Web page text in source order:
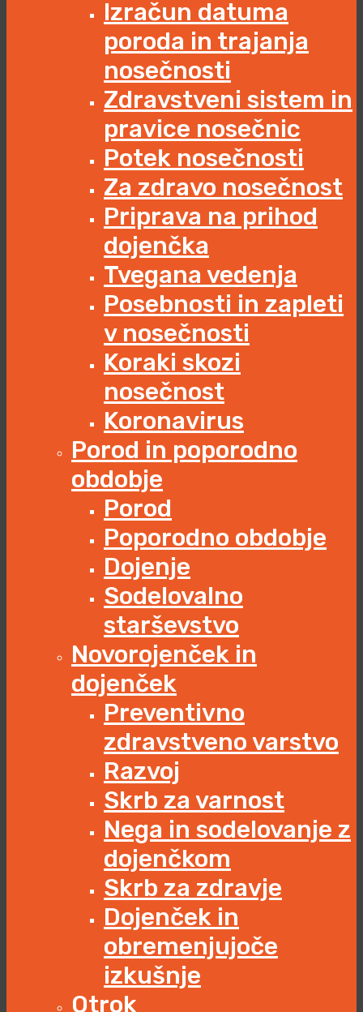
Izračun datuma
poroda in trajanja
nosečnosti
Zdravstveni sistem in
pravice nosečnic
Potek nosečnosti
Za zdravo nosečnost
Priprava na prihod
dojenčka
Tvegana vedenja
Posebnosti in zapleti
v nosečnosti
Koraki skozi
nosečnost
Koronavirus
Porod in poporodno
obdobje
Porod
Poporodno obdobje
Dojenje
Sodelovalno
starševstvo
Novorojenček in
dojenček
Preventivno
zdravstveno varstvo
Razvoj
Skrb za varnost
Nega in sodelovanje z
dojenčkom
Skrb za zdravje
Dojenček in
obremenjujoče
izkušnje
Otrok